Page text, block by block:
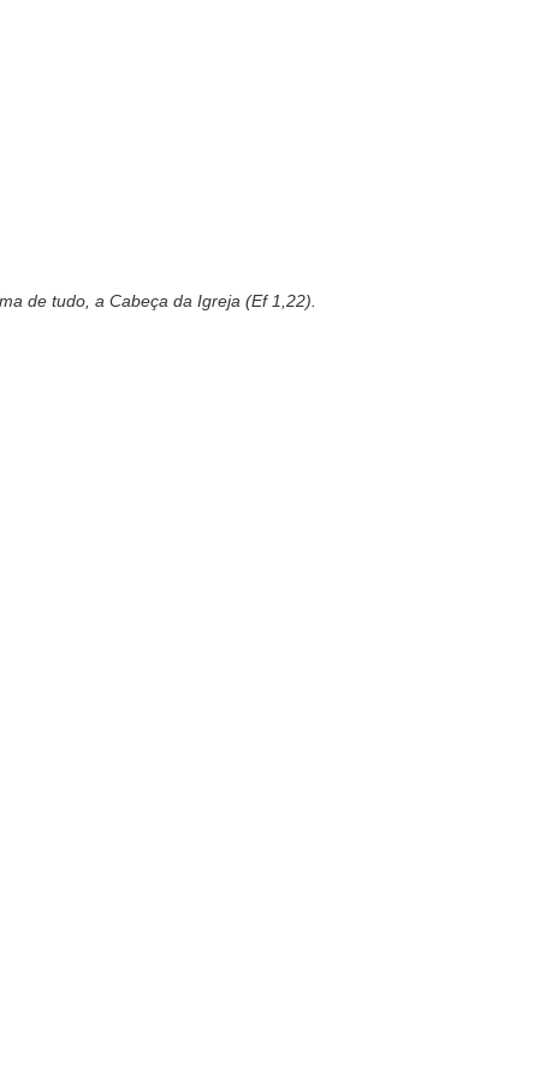
de tudo, a Cabeça da Igreja (Ef 1,22).